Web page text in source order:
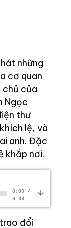
những
cơ quan
chủ của
Ngọc
thư
lệ, và
anh. Đặc
khắp nơi.
0:00/
0:00
đổi